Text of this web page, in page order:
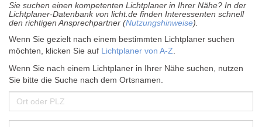
Sie suchen einen kompetenten Lichtplaner in Ihrer Nähe? In der
Lichtplaner-Datenbank von licht.de finden Interessenten schnell
den richtigen Ansprechpartner (Nutzungshinweise).
Wenn Sie gezielt nach einem bestimmten Lichtplaner suchen
möchten, klicken Sie auf Lichtplaner von A-Z
Wenn Sie nach einem Lichtplaner in Ihrer Nähe suchen, nutzen
Sie bitte die Suche nach dem Ortsnamen.